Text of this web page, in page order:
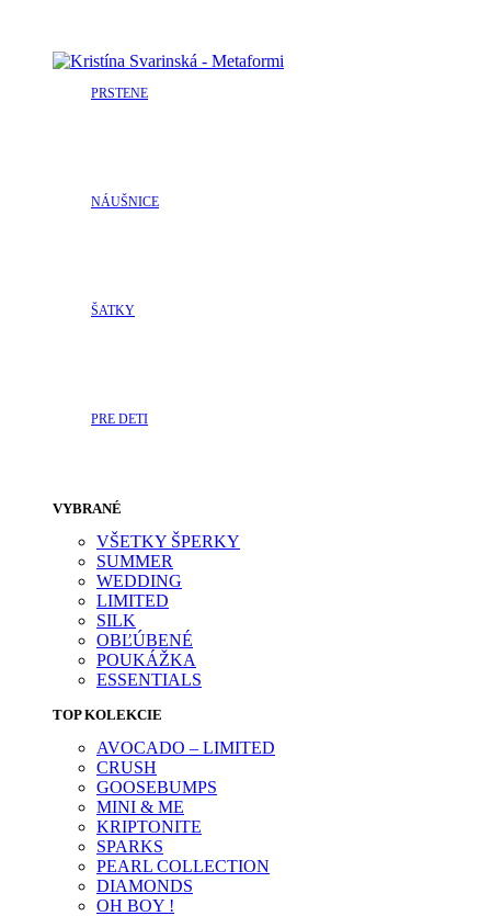
PRSTENE
NÁUŠNICE
ŠATKY
PRE DETI
VYBRANÉ
VŠETKY ŠPERKY
SUMMER
WEDDING
LIMITED
SILK
OBĽÚBENÉ
POUKÁŽKA
ESSENTIALS
TOP KOLEKCIE
AVOCADO – LIMITED
CRUSH
GOOSEBUMPS
MINI & ME
KRIPTONITE
SPARKS
PEARL COLLECTION
DIAMONDS
OH BOY !